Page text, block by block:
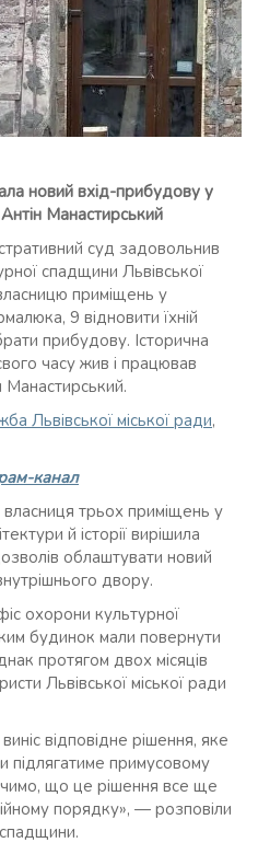
новий вхід-прибудову у
Манастирський
суд задовольнив
спадщини Львівської
приміщень у
9 відновити їхній
прибудову. Історична
часу жив і працював
Манастирський.
Львівської міської ради,
канал
власниця трьох приміщень у
й історії вирішила
облаштувати новий
двору.
охорони культурної
будинок мали повернути
протягом двох місяців
Львівської міської ради
відповідне рішення, яке
підлягатиме примусовому
що це рішення все ще
порядку», — розповіли